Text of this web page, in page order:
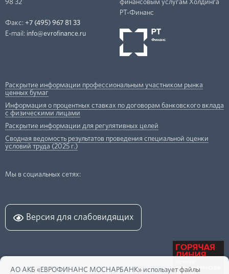
98 32
Факс: +7 (495) 967 81 33
E-mail: info@evrofinance.ru
финансовым услугам Холдинга
РТ-Финанc
Раскрытие информации профессиональным участником рынка
ценных бумаг
Информация о процентных ставках по договорам банковского вклада
с физическими лицами
Раскрытие информации для регулятивных целей
Сводная ведомость результатов проведения специальной оценки
условий труда (2025 г.)
Мы в социальных сетях:
Версия для слабовидящих
АО АКБ «ЕВРОФИНАНС МОСНАРБАНК» использует файлы